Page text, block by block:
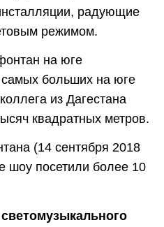
радующие
режимом.
на юге
больших на юге
из Дагестана
квадратных метров.
(14 сентября 2018
шоу посетили более 10